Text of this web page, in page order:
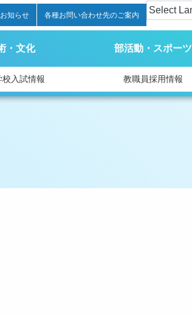
知らせ 各種お問い合わせ先のご案内
・文化 部活動・スポーツ
校入試情報 教職員採用情報